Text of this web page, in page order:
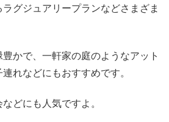
グジュアリープランなどさまざま
かで、一軒家の庭のようなアット
れなどにもおすすめです。
どにも人気ですよ。